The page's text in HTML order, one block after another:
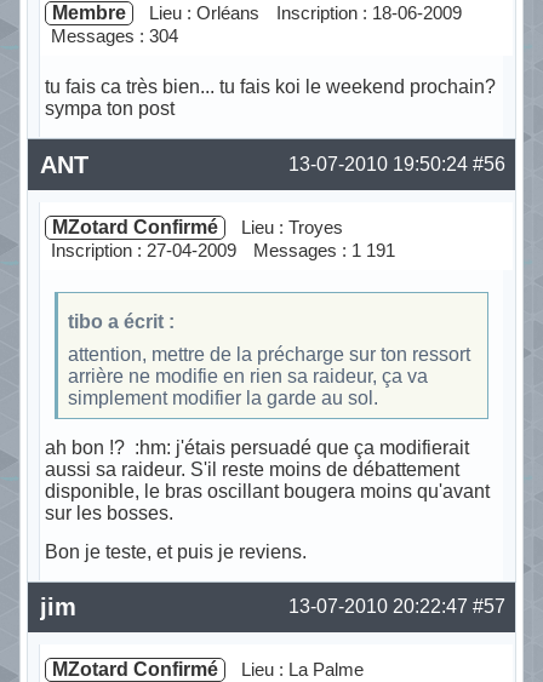
Membre Lieu : Orléans
Inscription : 18-06-2009
Messages : 304
tu fais ca très bien... tu fais koi le weekend prochain?
sympa ton post
Hors ligne #56
13-07-2010 19:50:24
ANT
MZotard Confirmé
Lieu : Troyes
Inscription : 27-04-2009
Messages : 1 191
tibo a écrit :
attention, mettre de la précharge sur ton ressort
arrière ne modifie en rien sa raideur, ça va
simplement modifier la garde au sol.
ah bon !? :hm: j'étais persuadé que ça modifierait
aussi sa raideur. S'il reste moins de débattement
disponible, le bras oscillant bougera moins qu'avant
sur les bosses.
Bon je teste, et puis je reviens.
Hors ligne #57
13-07-2010 20:22:47
jim
MZotard Confirmé
Lieu : La Palme